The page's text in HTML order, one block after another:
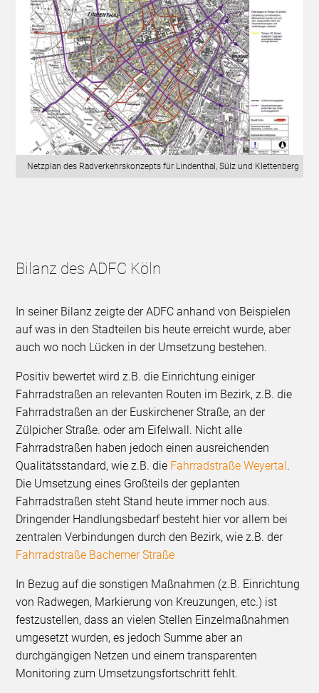
Netzplan des Radverkehrskonzepts für Lindenthal, Sülz und Klettenberg
Bilanz des ADFC Köln
In seiner Bilanz zeigte der ADFC anhand von Beispielen
auf was in den Stadteilen bis heute erreicht wurde, aber
auch wo noch Lücken in der Umsetzung bestehen.
Positiv bewertet wird z.B. die Einrichtung einiger
Fahrradstraßen an relevanten Routen im Bezirk, z.B. die
Fahrradstraßen an der Euskirchener Straße, an der
Zülpicher Straße. oder am Eifelwall. Nicht alle
Fahrradstraßen haben jedoch einen ausreichenden
Qualitätsstandard, wie z.B. die Fahrradstraße Weyertal .
Die Umsetzung eines Großteils der geplanten
Fahrradstraßen steht Stand heute immer noch aus.
Dringender Handlungsbedarf besteht hier vor allem bei
zentralen Verbindungen durch den Bezirk, wie z.B. der
Fahrradstraße Bachemer Straße
In Bezug auf die sonstigen Maßnahmen (z.B. Einrichtung
von Radwegen, Markierung von Kreuzungen, etc.) ist
festzustellen, dass an vielen Stellen Einzelmaßnahmen
umgesetzt wurden, es jedoch Summe aber an
durchgängigen Netzen und einem transparenten
Monitoring zum Umsetzungsfortschritt fehlt.